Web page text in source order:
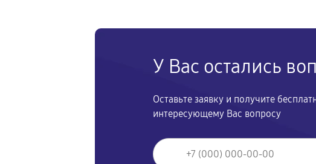
У Вас остались
Оставьте заявку и получите
интересующему Вас вопросу